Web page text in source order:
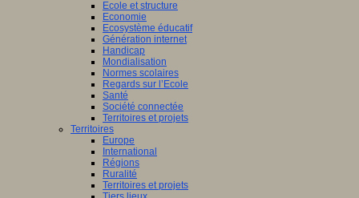
Ecole et structure
Economie
Ecosystème éducatif
Génération internet
Handicap
Mondialisation
Normes scolaires
Regards sur l’Ecole
Santé
Société connectée
Territoires et projets
Territoires
Europe
International
Régions
Ruralité
Territoires et projets